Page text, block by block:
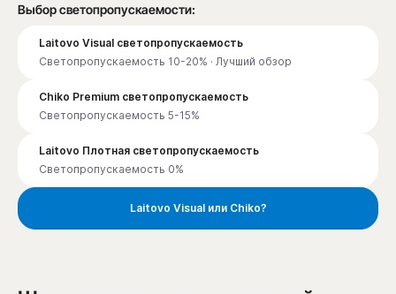
Выбор светопропускаемости:
Laitovo Visual светопропускаемость
Светопропускаемость 10-20% · Лучший обзор
Chiko Premium светопропускаемость
Светопропускаемость 5-15%
Laitovo Плотная светопропускаемость
Светопропускаемость 0%
Laitovo Visual или Chiko?